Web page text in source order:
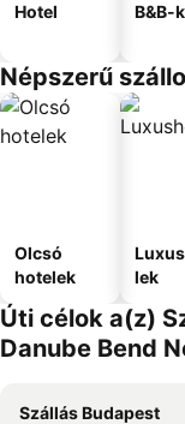
Hotel B&B-k
Népszerű
Olcsó
hotelek
lek
Úti célok a(z)
Danube Bend
Szállás Budapest